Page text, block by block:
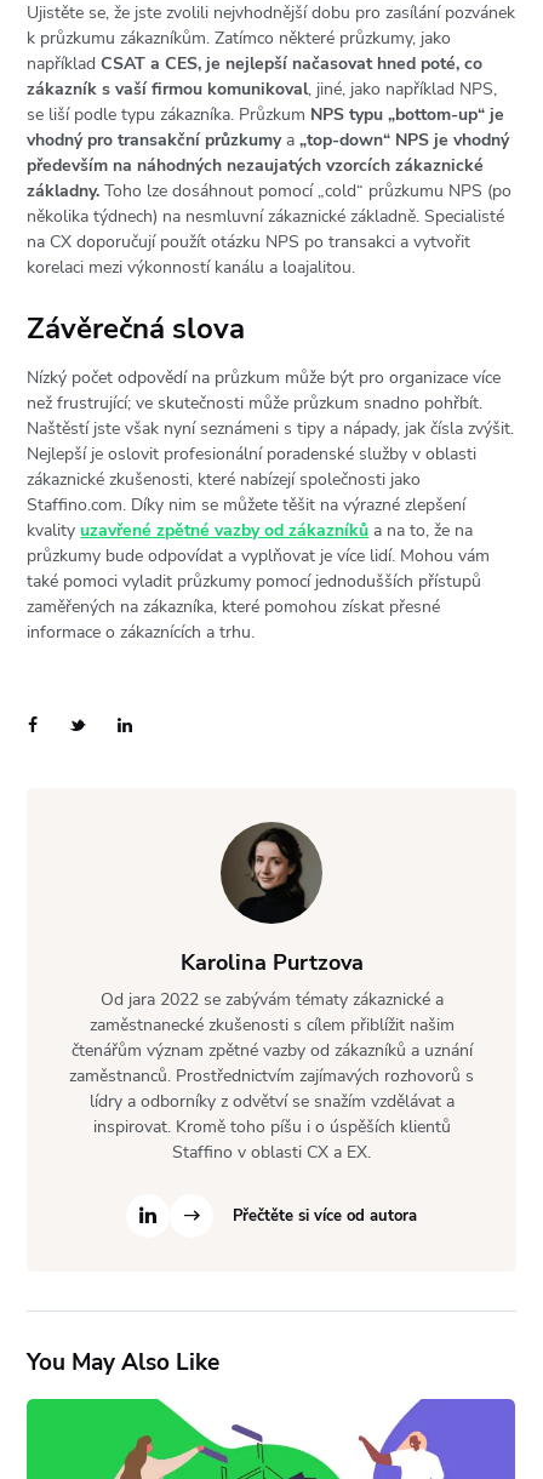
Ujistěte se, že jste zvolili nejvhodnější dobu pro zasílání pozvánek
k průzkumu zákazníkům. Zatímco některé průzkumy, jako
napříkladCSAT a CES, je nejlepší načasovat hned poté, co
zákazník s vaší firmou komunikoval, jiné, jako například NPS,
se liší podle typu zákazníka. Průzkum NPS typu„bottom-up“ je
vhodný pro transakční průzkumya„top-down“ NPS je vhodný
především na náhodných nezaujatých vzorcích zákaznické
základny. Toho lze dosáhnout pomocí „cold“ průzkumu NPS (po
několika týdnech) na nesmluvní zákaznické základně. Specialisté
na CX doporučují použít otázku NPS po transakci a vytvořit
korelaci mezi výkonností kanálu a loajalitou.
Závěrečná slova
Nízký počet odpovědí na průzkum může být pro organizace více
než frustrující; ve skutečnosti může průzkum snadno pohřbít.
Naštěstí jste však nyní seznámeni s tipy a nápady, jak čísla zvýšit.
Nejlepší je oslovit profesionální poradenské služby v oblasti
zákaznické zkušenosti, které nabízejí společnosti jako
Staffino.com. Díky nim se můžete těšit na výrazné zlepšení
kvalityuzavřené zpětné vazby od zákazníků a na to, že na
průzkumy bude odpovídat a vyplňovat je více lidí. Mohou vám
také pomoci vyladit průzkumy pomocí jednodušších přístupů
zaměřených na zákazníka, které pomohou získat přesné
informace o zákaznících a trhu.
Karolina Purtzova
Od jara 2022 se zabývám tématy zákaznické a
zaměstnanecké zkušenosti s cílem přiblížit našim
čtenářům význam zpětné vazby od zákazníků a uznání
zaměstnanců. Prostřednictvím zajímavých rozhovorů s
lídry a odborníky z odvětví se snažím vzdělávat a
inspirovat. Kromě toho píšu i o úspěších klientů
Staffino v oblasti CX a EX.
Přečtěte si více od autora
You May Also Like